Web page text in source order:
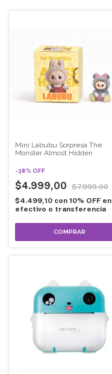
Mini Labubu Sorpresa The
Monster Almost Hidden
-38% OFF
$4.999,00
$7.999,00
$4.499,10 con 10% OFF en
efectivo o transferencia